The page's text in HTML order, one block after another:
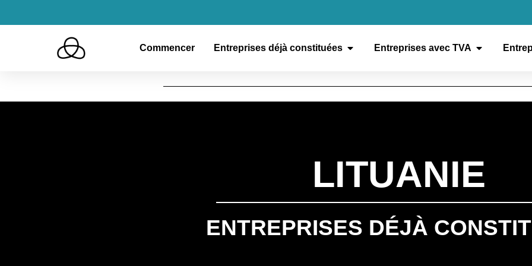
Commencer Entreprises déjà constituées Entreprises avec TVA
LITUANIE
ENTREPRISES DÉJÀ